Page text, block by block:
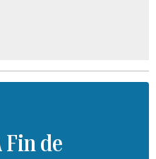
Fin de